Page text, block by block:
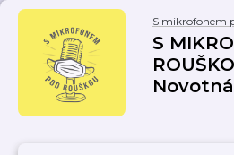
S mikrofonem
S
Novotná